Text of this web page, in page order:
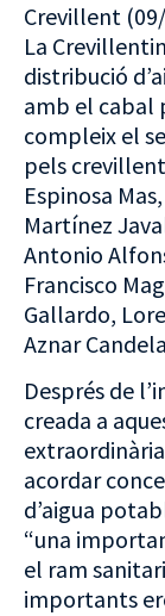
Crevillent
La
distribució
amb el cabal
compleix el
pels
Espinosa
Martínez
Antonio
Francisco
Gallardo,
Aznar
Després de
creada a
acordar
d’aigua
“una
el ram
importants